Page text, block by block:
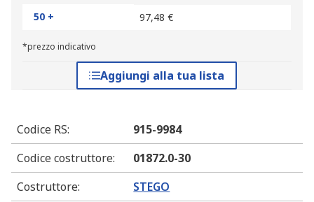
50 +
97,48 €
*prezzo indicativo
Aggiungi alla tua lista
Codice RS:
915-9984
Codice costruttore:
01872.0-30
Costruttore: STEGO